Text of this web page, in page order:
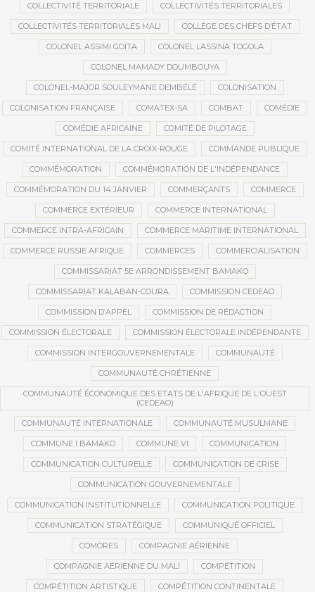
COLLECTIVITÉ TERRITORIALE COLLECTIVITÉS TERRITORIALES
COLLECTIVITÉS TERRITORIALES MALI COLLÈGE DES CHEFS D’ÉTAT
COLONEL ASSIMI GOÏTA COLONEL LASSINA TOGOLA
COLONEL MAMADY DOUMBOUYA
COLONEL-MAJOR SOULEYMANE DEMBÉLÉ COLONISATION
COLONISATION FRANÇAISE COMATEX-SA COMBAT COMÉDIE
COMÉDIE AFRICAINE COMITÉ DE PILOTAGE
COMITÉ INTERNATIONAL DE LA CROIX-ROUGE COMMANDE PUBLIQUE
COMMÉMORATION COMMÉMORATION DE L'INDÉPENDANCE
COMMÉMORATION DU 14 JANVIER COMMERÇANTS COMMERCE
COMMERCE EXTÉRIEUR COMMERCE INTERNATIONAL
COMMERCE INTRA-AFRICAIN COMMERCE MARITIME INTERNATIONAL
COMMERCE RUSSIE AFRIQUE COMMERCES COMMERCIALISATION
COMMISSARIAT 5E ARRONDISSEMENT BAMAKO
COMMISSARIAT KALABAN-COURA COMMISSION CEDEAO
COMMISSION D’APPEL COMMISSION DE RÉDACTION
COMMISSION ÉLECTORALE COMMISSION ÉLECTORALE INDÉPENDANTE
COMMISSION INTERGOUVERNEMENTALE COMMUNAUTÉ
COMMUNAUTÉ CHRÉTIENNE
COMMUNAUTÉ ÉCONOMIQUE DES ETATS DE L'AFRIQUE DE L'OUEST
(CEDEAO)
COMMUNAUTÉ INTERNATIONALE COMMUNAUTÉ MUSULMANE
COMMUNE I BAMAKO COMMUNE VI COMMUNICATION
COMMUNICATION CULTURELLE COMMUNICATION DE CRISE
COMMUNICATION GOUVERNEMENTALE
COMMUNICATION INSTITUTIONNELLE COMMUNICATION POLITIQUE
COMMUNICATION STRATÉGIQUE COMMUNIQUÉ OFFICIEL
COMORES COMPAGNIE AÉRIENNE
COMPAGNIE AÉRIENNE DU MALI COMPÉTITION
COMPÉTITION ARTISTIQUE COMPÉTITION CONTINENTALE